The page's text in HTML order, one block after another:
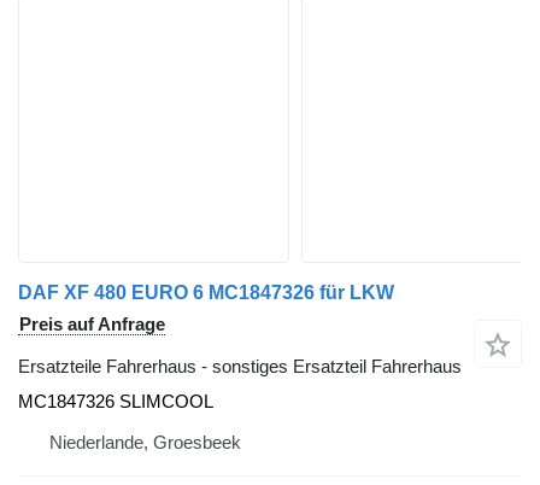
DAF XF 480 EURO 6 MC1847326 für LKW
Preis auf Anfrage
Ersatzteile Fahrerhaus - sonstiges Ersatzteil Fahrerhaus
MC1847326 SLIMCOOL
Niederlande, Groesbeek